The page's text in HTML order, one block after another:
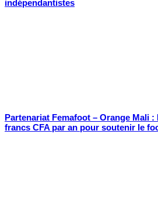
indépendantistes
Partenariat Femafoot – Orange Mali :
francs CFA par an pour soutenir le